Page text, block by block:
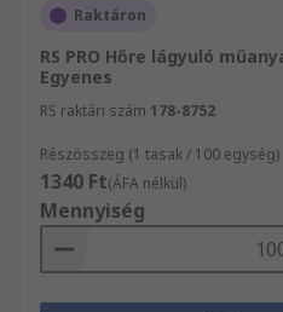
Raktáron
RS PRO Hőre lágyuló
Egyenes
RS raktári szám 178-8752
Részösszeg (1 tasak / 100 egység)
1340 Ft(ÁFA nélkül)
Mennyiség